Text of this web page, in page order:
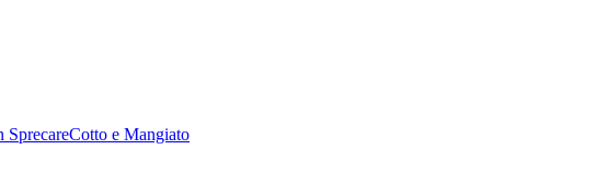
SprecareCotto e Mangiato